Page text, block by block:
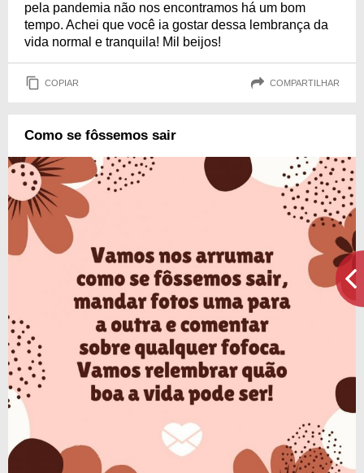
pela pandemia não nos encontramos há um bom
tempo. Achei que você ia gostar dessa lembrança da
vida normal e tranquila! Mil beijos!
COPIAR COMPARTILHAR
Como se fôssemos sair